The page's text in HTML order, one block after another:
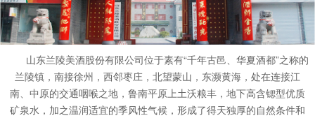
山东兰陵美酒股份有限公司位于素有“千年古邑、华夏酒都”之称的
兰陵镇，南接徐州，西邻枣庄，北望蒙山，东濒黄海，处在连接江
南、中原的交通咽喉之地，鲁南平原上土沃粮丰，地下高含锶型优质
矿泉水，加之温润适宜的季风性气候，形成了得天独厚的自然条件和